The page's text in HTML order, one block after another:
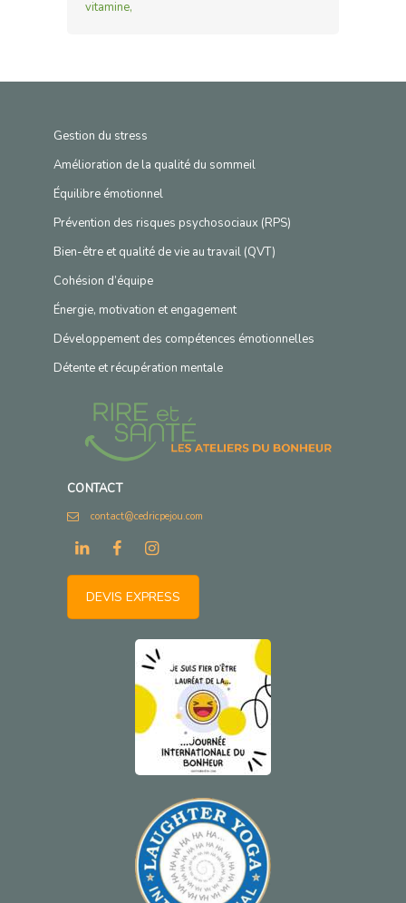
vitamine
Gestion du stress
Amélioration de la qualité du sommeil
Équilibre émotionnel
Prévention des risques psychosociaux (RPS)
Bien-être et qualité de vie au travail (QVT)
Cohésion d’équipe
Énergie, motivation et engagement
Développement des compétences émotionnelles
Détente et récupération mentale
CONTACT
contact@cedricpejou.com
DEVIS EXPRESS